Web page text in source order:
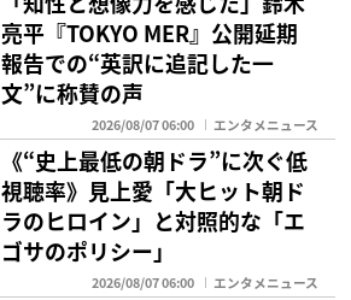
亮平『TOKYO MER』公開延期
報告での“英訳に追記した一
文”に称賛の声
2026/08/07 06:00 エンタメニュース
《“史上最低の朝ドラ”に次ぐ低
視聴率》見上愛「大ヒット朝ド
ラのヒロイン」と対照的な「エ
ゴサのポリシー」
2026/08/07 06:00 エンタメニュース